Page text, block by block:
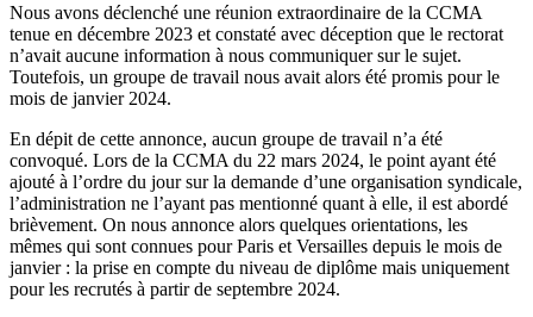
Nous avons déclenché une réunion extraordinaire de la CCMA
tenue en décembre 2023 et constaté avec déception que le rectorat
n’avait aucune information à nous communiquer sur le sujet.
Toutefois, un groupe de travail nous avait alors été promis pour le
mois de janvier 2024.
En dépit de cette annonce, aucun groupe de travail n’a été
convoqué. Lors de la CCMA du 22 mars 2024, le point ayant été
ajouté à l’ordre du jour sur la demande d’une organisation syndicale,
l’administration ne l’ayant pas mentionné quant à elle, il est abordé
brièvement. On nous annonce alors quelques orientations, les
mêmes qui sont connues pour Paris et Versailles depuis le mois de
janvier : la prise en compte du niveau de diplôme mais uniquement
pour les recrutés à partir de septembre 2024.